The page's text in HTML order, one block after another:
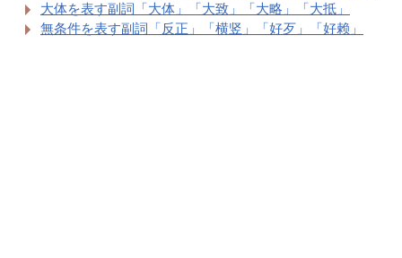
大体を表す副詞「大体」「大致」「大略」「大抵」
無条件を表す副詞「反正」「横竖」「好歹」「好赖」